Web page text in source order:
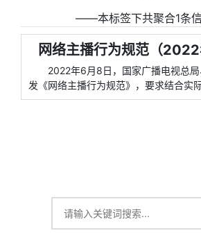
――本标签下共聚合1条
网络主播行为规范（2022
2022年6月8日，国家广播电视总
发《网络主播行为规范》，要求结合实